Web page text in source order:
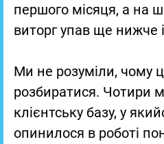
першого місяця, а на
виторг упав ще нижче
Ми не розуміли, чому
розбиратися. Чотири
клієнтську базу, у
опинилося в роботі